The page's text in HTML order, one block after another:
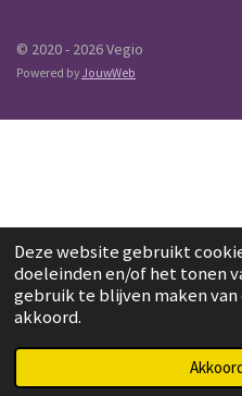
Deze website gebruikt
doeleinden en/of het tonen
gebruik te blijven maken
akkoord.
© 2020 - 2026 Vegio
Powered by JouwWeb